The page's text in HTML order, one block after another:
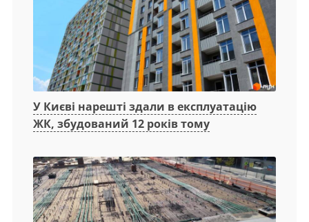
У Києві нарешті здали в експлуатацію
ЖК, збудований 12 років тому